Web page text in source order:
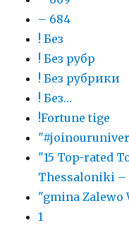
– 684
! Без
! Без рубр
! Без рубрики
! Без…
!Fortune tige
"15 Top-rated
Thessaloniki –
"gmina Zalewo
1